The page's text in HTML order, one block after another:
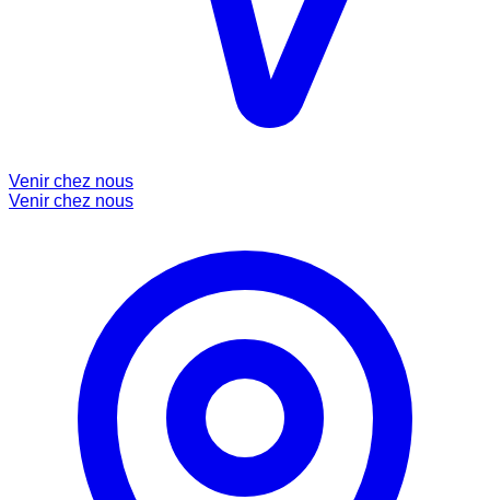
Venir chez nous
Venir chez nous